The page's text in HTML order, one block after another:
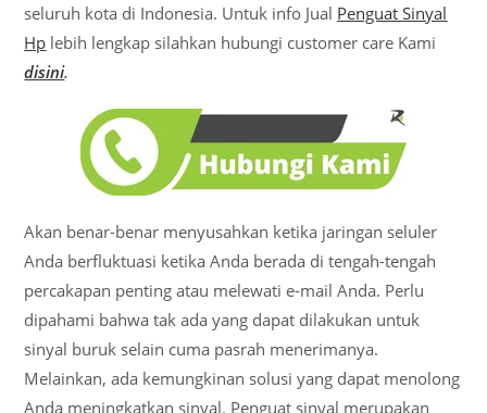
seluruh kota di Indonesia. Untuk info Jual Penguat Sinyal
Hp lebih lengkap silahkan hubungi customer care Kami
disini.
Akan benar-benar menyusahkan ketika jaringan seluler
Anda berfluktuasi ketika Anda berada di tengah-tengah
percakapan penting atau melewati e-mail Anda. Perlu
dipahami bahwa tak ada yang dapat dilakukan untuk
sinyal buruk selain cuma pasrah menerimanya.
Melainkan, ada kemungkinan solusi yang dapat menolong
Anda meningkatkan sinyal. Penguat sinyal merupakan